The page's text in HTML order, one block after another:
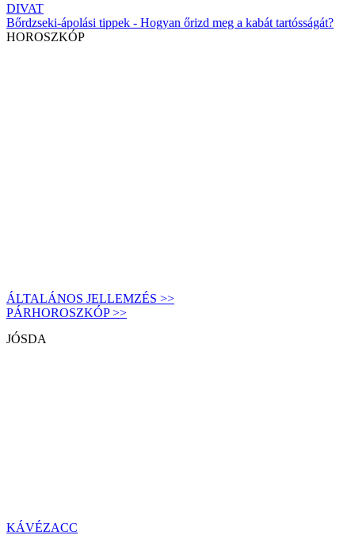
DIVAT
Bőrdzseki-ápolási tippek - Hogyan őrizd meg a kabát tartósságát?
HOROSZKÓP
ÁLTALÁNOS JELLEMZÉS >>
PÁRHOROSZKÓP >>
JÓSDA
KÁVÉZACC